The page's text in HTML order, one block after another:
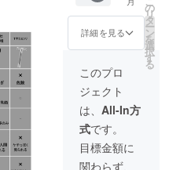
頂いた
ンから
発送さ
ただく
場合が
ござい
ますの
ご理解
下さ
い。
発送は
内に限
らせて
す。 配
送予定
2022年
9〜11月
のお届
け予定
す。 ※
庫まで
は海外
発送と
なり、
国際普
通便を
ます。
通常3週
間程度
る可能
性もご
ざいま
ださ
ご注文
状況、
製造工
程上の
都合等
により
料：0円
※皆
様のご
産効率
が向上
した場
合、一
般販売
価格が
変更に
なる可
よる1年
保証】
超小
型、男
の身だ
しなみ
MATEB
OX ２
セット
一般販
売予定
価格：
52,800
詳細を見る
の
リ
タ
ー
ン
を
選
択
す
る
このプロ
ジェクト
は、 All-In方
式です。
目標金額に
関わらず、